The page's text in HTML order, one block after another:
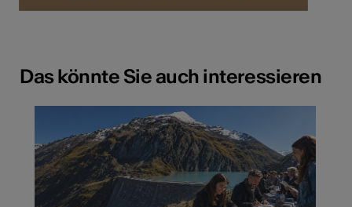
Das könnte Sie auch interessieren